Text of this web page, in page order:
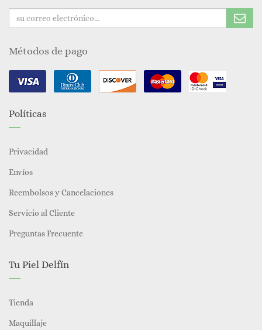
Métodos de pago
Políticas
Privacidad
Envíos
Reembolsos y Cancelaciones
Servicio al Cliente
Preguntas Frecuente
Tu Piel Delfín
Tienda
Maquillaje